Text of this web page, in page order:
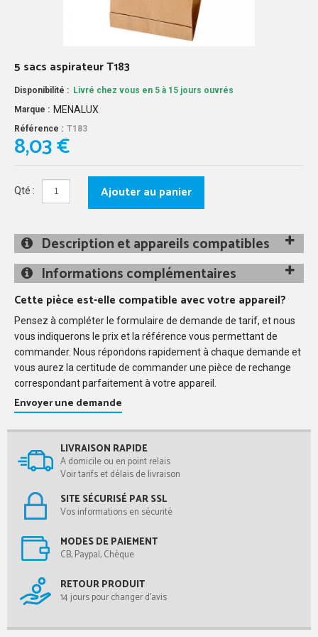
5 sacs aspirateur T183
Disponibilité :
Livré chez vous en 5 à 15 jours ouvrés
Marque : MENALUX
Référence : T183
8,03 €
Qté : Ajouter au panier
Description et appareils compatibles
Informations complémentaires
Cette pièce est-elle compatible avec votre appareil?
Pensez à compléter le formulaire de demande de tarif, et nous
vous indiquerons le prix et la référence vous permettant de
commander. Nous répondons rapidement à chaque demande et
vous aurez la certitude de commander une pièce de rechange
correspondant parfaitement à votre appareil.
Envoyer une demande
LIVRAISON RAPIDE
A domicile ou en point relais
Voir tarifs et délais de livraison
SITE SÉCURISÉ PAR SSL
Vos informations en sécurité
MODES DE PAIEMENT
CB, Paypal, Chèque
RETOUR PRODUIT
14 jours pour changer d'avis